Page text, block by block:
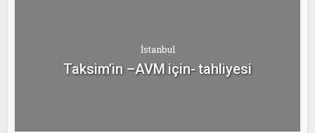
İstanbul
Taksim’in –AVM için- tahliyesi